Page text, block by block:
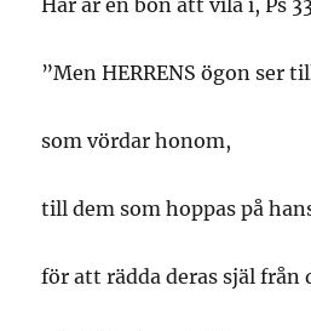
Här är en bön att vila i, Ps
”Men HERRENS ögon ser
som vördar honom,
till dem som hoppas på
för att rädda deras själ från